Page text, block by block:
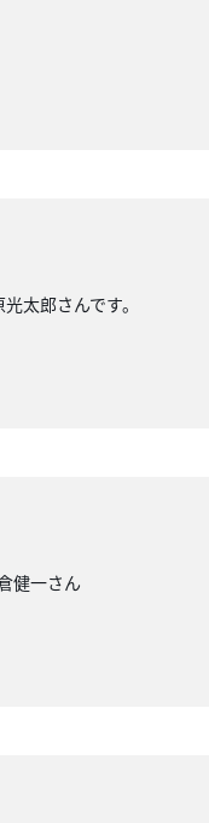
太郎さんです。
健一さん